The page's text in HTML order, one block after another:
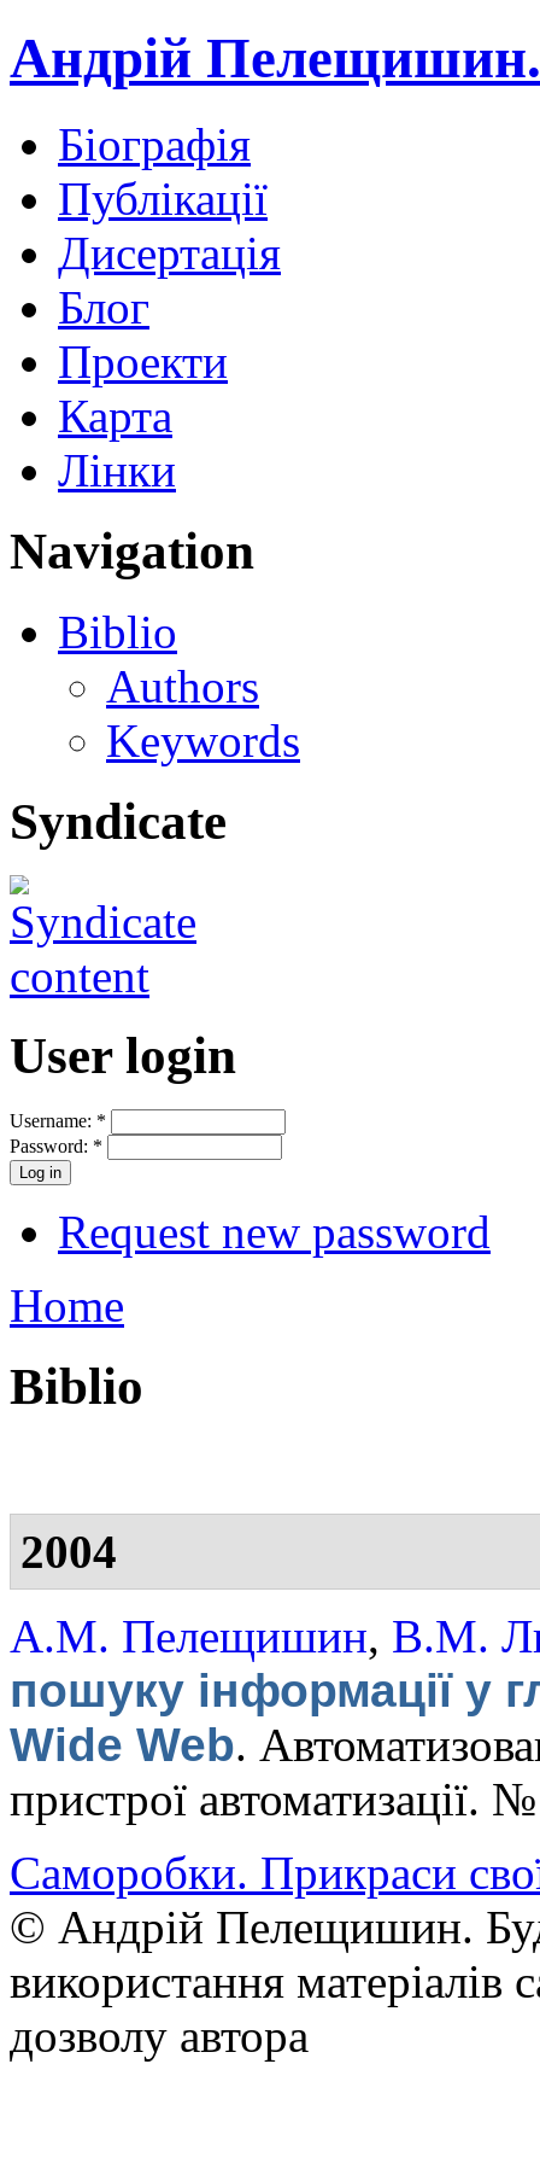
Андрій
Біографія
Публікації
Дисертація
Блог
Проекти
Карта
Лінки
Navigation
Biblio
Authors
Keywords
Syndicate
User login
Username: *
Password: *
Request new password
Home
Biblio
2004
А.М. Пелещишин, В.М.
пошуку інформації у
Wide Web.
пристрої автоматизації.
Саморобки. Прикраси
© Андрій Пелещишин.
використання матеріалів
дозволу автора